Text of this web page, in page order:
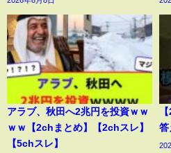
アラブ、秋田へ2兆円を投資ｗｗ
ｗｗ【2chまとめ】【2chスレ】
【5chスレ】
答